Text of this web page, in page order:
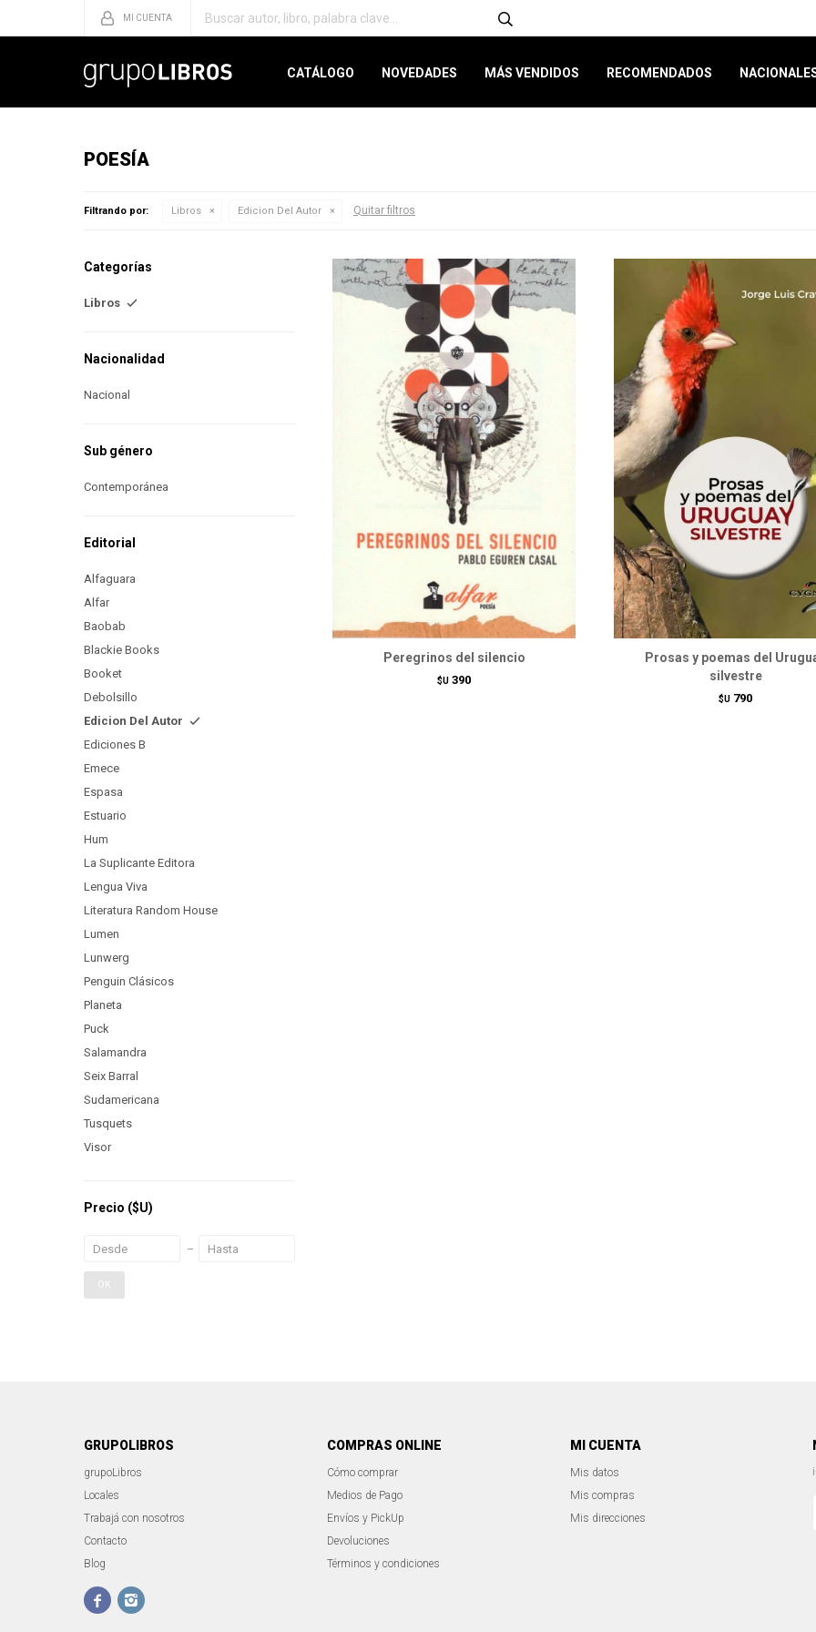
CATÁLOGO NOVEDADES MÁS VENDIDOS RECOMENDADOS
POESÍA
Filtrando por: Libros Edicion Del Autor Quitar filtros
Peregrinos del silencio
$U 390
Prosas y poemas del
silvestre
$U 790
Categorías
Libros
Nacionalidad
Nacional
Sub género
Contemporánea
Editorial
Alfaguara
Alfar
Baobab
Blackie Books
Booket
Debolsillo
Edicion Del Autor
Ediciones B
Emece
Espasa
Estuario
Hum
La Suplicante Editora
Lengua Viva
Literatura Random House
Lumen
Lunwerg
Penguin Clásicos
Planeta
Puck
Salamandra
Seix Barral
Sudamericana
Tusquets
Visor
Precio ($U)
OK
GRUPOLIBROS
grupoLibros
Locales
Trabajá con nosotros
Contacto
Blog
 
COMPRAS ONLINE
Cómo comprar
Medios de Pago
Envíos y PickUp
Devoluciones
Términos y condiciones
MI CUENTA
Mis datos
Mis compras
Mis direcciones